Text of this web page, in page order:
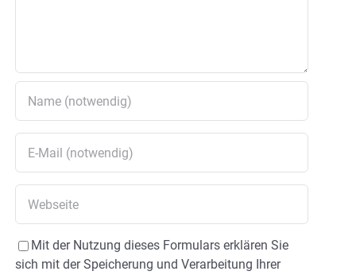
Mit der Nutzung dieses Formulars erklären Sie
sich mit der Speicherung und Verarbeitung Ihrer